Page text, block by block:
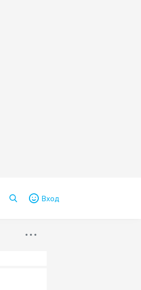
Вход